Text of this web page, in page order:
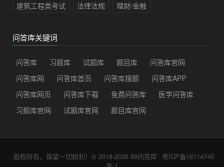
建筑工程类考试
法律法规 理财/金融
问答库关键词
问答库 习题库 试题库 题目库
问答库官网
问答库网
问答库首页 问答库搜题
问答库APP
问答库网页
问答库下载 免费问答库
医学问答库
习题库官网
试题库官网 题目库官网
版权所有，保留一切权利！© 2018-2026 89问答库
粤ICP备18114745